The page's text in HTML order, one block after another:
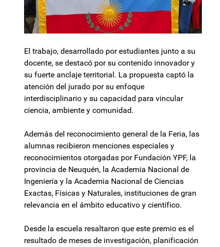
El trabajo, desarrollado por estudiantes junto a su
docente, se destacó por su contenido innovador y
su fuerte anclaje territorial. La propuesta captó la
atención del jurado por su enfoque
interdisciplinario y su capacidad para vincular
ciencia, ambiente y comunidad.
Además del reconocimiento general de la Feria, las
alumnas recibieron menciones especiales y
reconocimientos otorgadas por Fundación YPF, la
provincia de Neuquén, la Academia Nacional de
Ingeniería y la Academia Nacional de Ciencias
Exactas, Físicas y Naturales, instituciones de gran
relevancia en el ámbito educativo y científico.
Desde la escuela resaltaron que este premio es el
resultado de meses de investigación, planificación